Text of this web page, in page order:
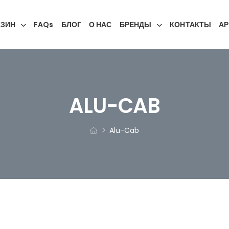
FAQs БЛОГ О НАС БРЕНДЫ КОНТАКТЫ
ALU-CAB
Alu-Cab